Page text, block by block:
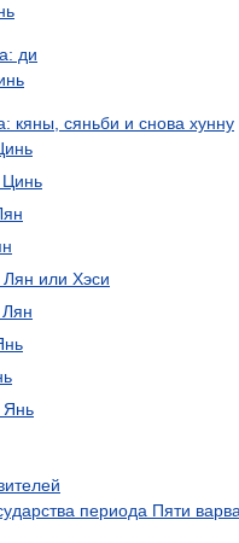
ди
кяны, сяньби и снова хунну
или Хэси
Янь
периода Пяти